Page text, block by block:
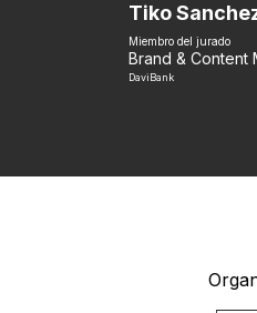
Tiko
Miembro del jurado
Brand & Content
DaviBank